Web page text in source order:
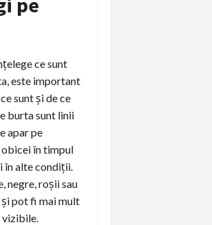
ce sunt
este important
sunt și de ce
burta sunt linii
apar pe
obicei în timpul
în alte condiții.
negre, roșii sau
pot fi mai mult